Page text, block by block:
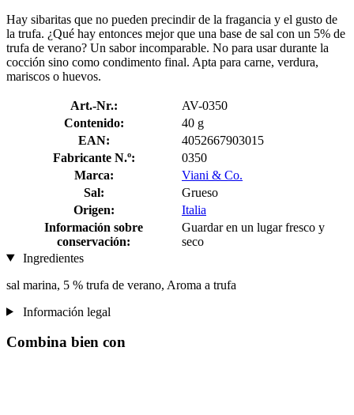
Hay sibaritas que no pueden precindir de la fragancia y el gusto de
la trufa. ¿Qué hay entonces mejor que una base de sal con un 5% de
trufa de verano? Un sabor incomparable. No para usar durante la
cocción sino como condimento final. Apta para carne, verdura,
mariscos o huevos.
Art.-Nr.:
AV-0350
Contenido:
40 g
EAN:
4052667903015
Fabricante N.º:
0350
Marca:
Viani & Co.
Sal:
Grueso
Origen:
Italia
Información sobre
conservación:
Guardar en un lugar fresco y
seco
Ingredientes
sal marina, 5 % trufa de verano, Aroma a trufa
Información legal
Combina bien con